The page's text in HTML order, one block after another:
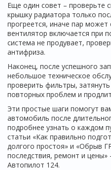
Еще один совет – проверьте
крышку радиатора только
прогреется, иначе пар
вентилятор включается при
система не продувает,
антифриза.
Наконец, после успешного
небольшое техническое
проверить фильтры,
повторных проблем и
Эти простые шаги помогут
автомобиль после
подробнее узнать о каждом
статьи «Как правильно
долгого простоя» и «Обрыв
последствия, ремонт и
Автопилот 124.